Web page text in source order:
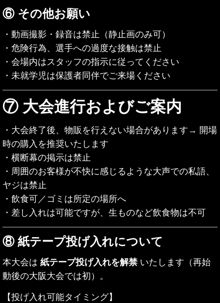
⑥ その他お願い
・動画撮影・録音は禁止（静止画のみ可）
・危険行為、選手への過度な接触は禁止
・会場内はスタッフの指示に従ってください
・未就学児は保護者同伴でご来場ください
⑦ 大会進行およびご案内
・大会終了後、物販を行えない場合があります → 開場
時の購入を推奨いたします
・横断幕の掲示は禁止
・周囲のお客様が不快に感じるような大声での私語、
ヤジは禁止
・飲食可／ゴミは所定の場所へ
・差し入れは可能ですが、生ものなど飲食物は不可
⑧ 紙テープ投げ入れについて
本大会は 紙テープ投げ入れを解禁いたします（再始
動後の大阪大会では初）。
【投げ入れ可能タイミング】